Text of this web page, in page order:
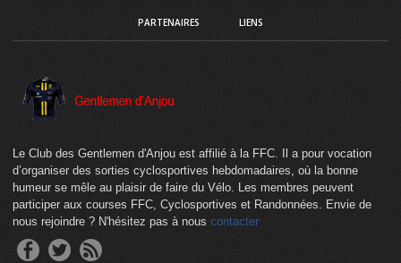
PARTENAIRES LIENS
Le Club des Gentlemen d'Anjou est affilié à la FFC. Il a pour vocation
d’organiser des sorties cyclosportives hebdomadaires, où la bonne
humeur se mêle au plaisir de faire du Vélo. Les membres peuvent
participer aux courses FFC, Cyclosportives et Randonnées. Envie de
nous rejoindre ? N'hésitez pas à nous contacter